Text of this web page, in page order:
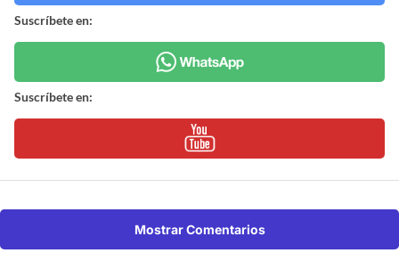
Suscríbete en:
Suscríbete en:
Mostrar Comentarios